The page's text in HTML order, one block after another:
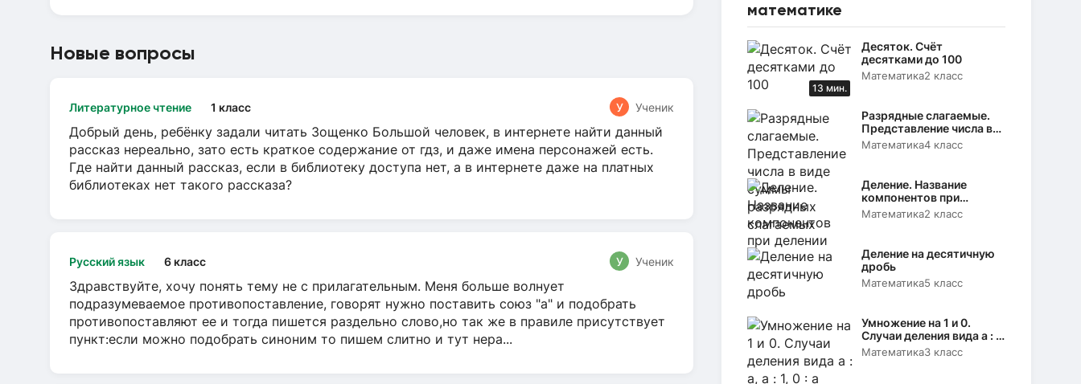
математике
13 мин.
Десяток. Счёт
десятками до 100
Математика2 класс
Разрядные слагаемые.
Представление числа в
виде суммы разрядных
Математика4 класс
Деление. Название
компонентов при
делении
Математика2 класс
Деление на десятичную
дробь
Математика5 класс
Умножение на 1 и 0.
Случаи деления вида а : а,
а : 1, 0 : а
Математика3 класс
Новые вопросы
Литературное чтение 1 класс У Ученик
Добрый день, ребёнку задали читать Зощенко Большой человек, в интернете найти данный
рассказ нереально, зато есть краткое содержание от гдз, и даже имена персонажей есть.
Где найти данный рассказ, если в библиотеку доступа нет, а в интернете даже на платных
библиотеках нет такого рассказа?
Русский язык 6 класс У Ученик
Здравствуйте, хочу понять тему не с прилагательным. Меня больше волнует
подразумеваемое противопоставление, говорят нужно поставить союз "а" и подобрать
противопоставляют ее и тогда пишется раздельно слово,но так же в правиле присутствует
пункт:если можно подобрать синоним то пишем слитно и тут нера...